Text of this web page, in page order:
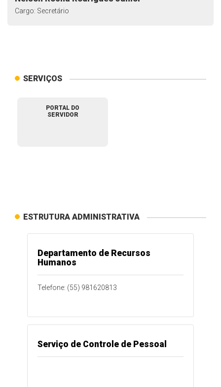
Cargo: Secretário
SERVIÇOS
PORTAL DO
SERVIDOR
ESTRUTURA ADMINISTRATIVA
Departamento de Recursos
Humanos
Telefone: (55) 981620813
Serviço de Controle de Pessoal